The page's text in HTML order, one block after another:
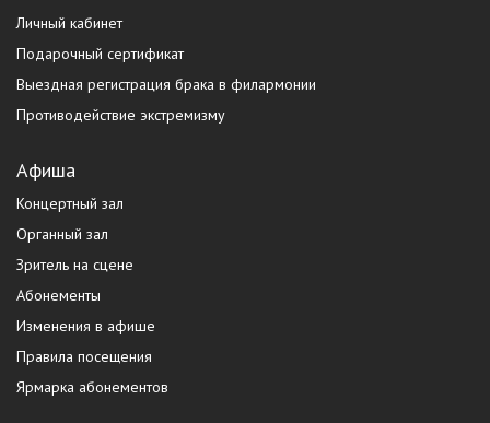
Личный кабинет
Подарочный сертификат
Выездная регистрация брака в филармонии
Противодействие экстремизму
Афиша
Концертный зал
Органный зал
Зритель на сцене
Абонементы
Изменения в афише
Правила посещения
Ярмарка абонементов